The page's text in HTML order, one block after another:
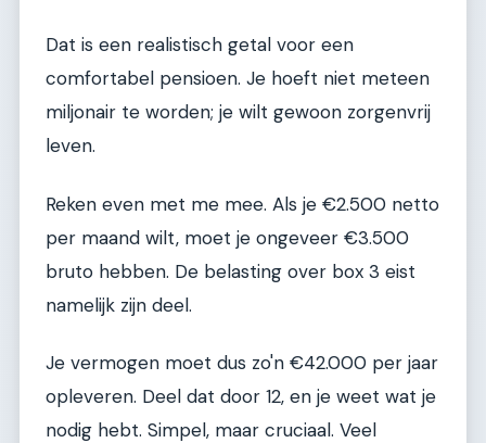
Dat is een realistisch getal voor een
comfortabel pensioen. Je hoeft niet meteen
miljonair te worden; je wilt gewoon zorgenvrij
leven.
Reken even met me mee. Als je €2.500 netto
per maand wilt, moet je ongeveer €3.500
bruto hebben. De belasting over box 3 eist
namelijk zijn deel.
Je vermogen moet dus zo'n €42.000 per jaar
opleveren. Deel dat door 12, en je weet wat je
nodig hebt. Simpel, maar cruciaal. Veel